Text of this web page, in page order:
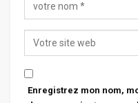
Enregistrez mon nom,